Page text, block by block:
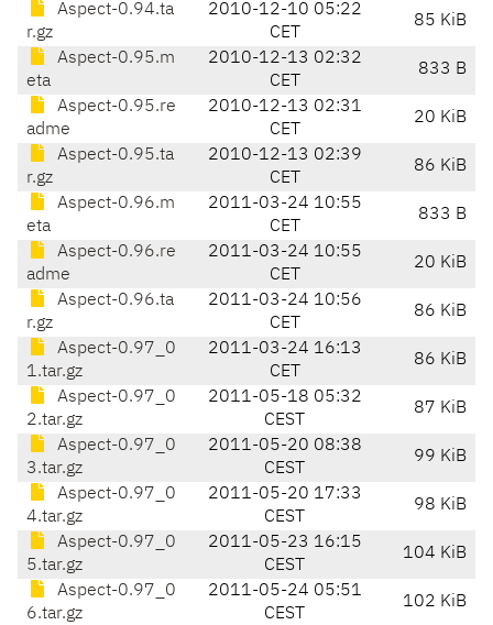
Aspect-0.94.ta
r.gz
2010-12-10 05:22
CET
85 KiB
Aspect-0.95.m
eta
2010-12-13 02:32
CET
833 B
Aspect-0.95.re
adme
2010-12-13 02:31
CET
20 KiB
Aspect-0.95.ta
r.gz
2010-12-13 02:39
CET
86 KiB
Aspect-0.96.m
eta
2011-03-24 10:55
CET
833 B
Aspect-0.96.re
adme
2011-03-24 10:55
CET
20 KiB
Aspect-0.96.ta
r.gz
2011-03-24 10:56
CET
86 KiB
Aspect-0.97_0
1.tar.gz
2011-03-24 16:13
CET
86 KiB
Aspect-0.97_0
2.tar.gz
2011-05-18 05:32
CEST
87 KiB
Aspect-0.97_0
3.tar.gz
2011-05-20 08:38
CEST
99 KiB
Aspect-0.97_0
4.tar.gz
2011-05-20 17:33
CEST
98 KiB
Aspect-0.97_0
5.tar.gz
2011-05-23 16:15
CEST
104 KiB
Aspect-0.97_0
6.tar.gz
2011-05-24 05:51
CEST
102 KiB